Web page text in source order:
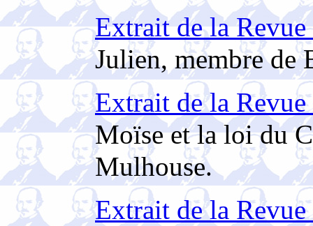
Extrait de la
Julien, membre de
Extrait de la
Moïse et la loi du
Mulhouse.
Extrait de la